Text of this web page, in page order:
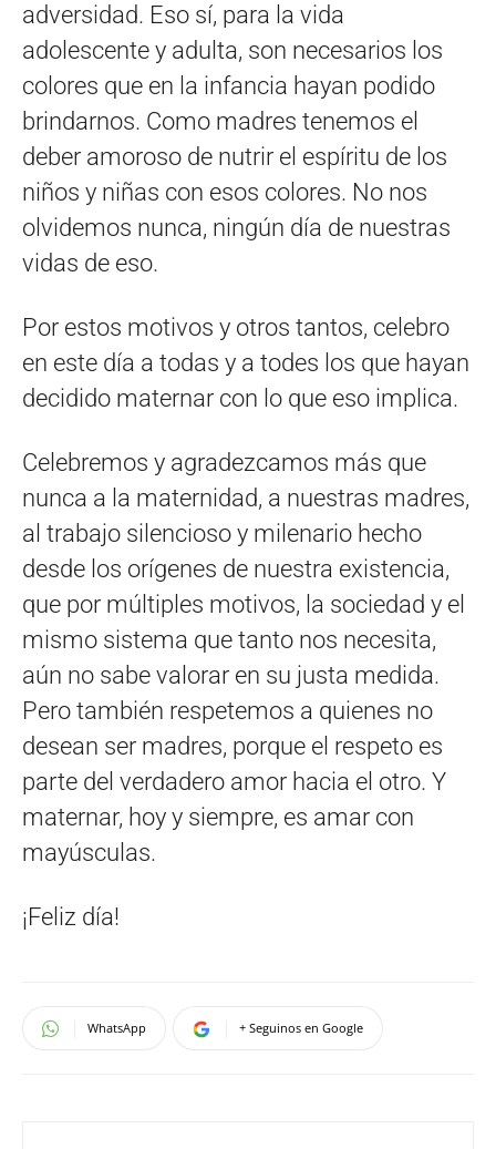
adversidad. Eso sí, para la vida
adolescente y adulta, son necesarios los
colores que en la infancia hayan podido
brindarnos. Como madres tenemos el
deber amoroso de nutrir el espíritu de los
niños y niñas con esos colores. No nos
olvidemos nunca, ningún día de nuestras
vidas de eso.
Por estos motivos y otros tantos, celebro
en este día a todas y a todes los que hayan
decidido maternar con lo que eso implica.
Celebremos y agradezcamos más que
nunca a la maternidad, a nuestras madres,
al trabajo silencioso y milenario hecho
desde los orígenes de nuestra existencia,
que por múltiples motivos, la sociedad y el
mismo sistema que tanto nos necesita,
aún no sabe valorar en su justa medida.
Pero también respetemos a quienes no
desean ser madres, porque el respeto es
parte del verdadero amor hacia el otro. Y
maternar, hoy y siempre, es amar con
mayúsculas.
¡Feliz día!
WhatsApp + Seguinos en Google